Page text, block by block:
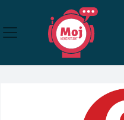
содржината